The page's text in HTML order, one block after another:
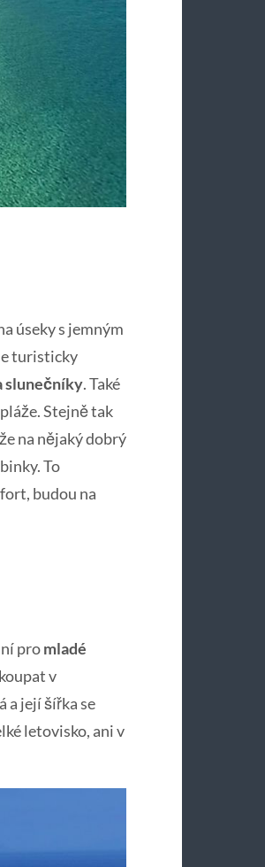
úseky s jemným
turisticky
slunečníky. Také
Stejně tak
na nějaký dobrý
To
budou na
promladé
v
a její šířka se
letovisko, ani v